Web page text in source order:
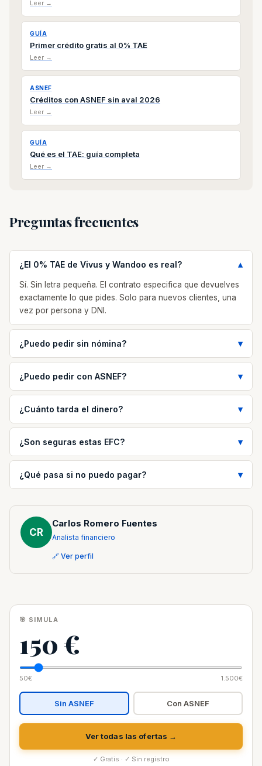
Leer →
GUÍA
Primer crédito gratis al 0% TAE
Leer →
ASNEF
Créditos con ASNEF sin aval 2026
Leer →
GUÍA
Qué es el TAE: guía completa
Leer →
Preguntas frecuentes
¿El 0% TAE de Vivus y Wandoo es real?
Sí. Sin letra pequeña. El contrato especifica que devuelves
exactamente lo que pides. Solo para nuevos clientes, una
vez por persona y DNI.
¿Puedo pedir sin nómina?
¿Puedo pedir con ASNEF?
¿Cuánto tarda el dinero?
¿Son seguras estas EFC?
¿Qué pasa si no puedo pagar?
CR
Carlos Romero Fuentes
Analista financiero
🔗 Ver perfil
🎯 SIMULA
150 €
50€ 1.500€
Sin ASNEF Con ASNEF
Ver todas las ofertas →
✓ Gratis · ✓ Sin registro